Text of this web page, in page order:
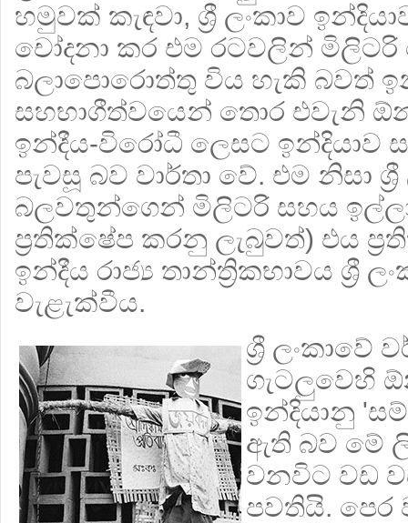
හමුවක් කැඳවා, ශ්‍රී ලංකාව
චෝදනා කර එම රටවලින්
බලාපොරොත්තු විය හැකි බවත්
සහභාගීත්වයෙන් තොර එවැනි
ඉන්දීය-විරෝධී ලෙසට
පැවසූ බව වාර්තා වේ. එම නිසා
බලවතුන්ගෙන් මිලිටරි සහය
ප්‍රතික්ෂේප කරනු ලැබුවත්) එය
ඉන්දීය රාජ්‍ය තාන්ත්‍රිකභාවය ශ්‍රී
වැළැක්වීය.
ශ්‍රී ලංකාවේ
ගැටලුවෙහි
ඉන්දියානු
ඇති බව මේ
වනවිට වඩ
පවතියි. පෙර